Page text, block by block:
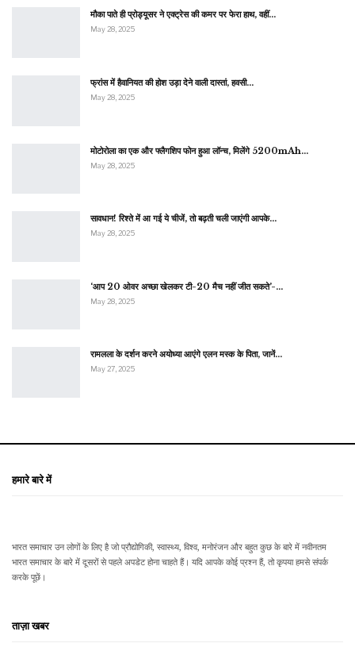
मौका पाते ही प्रोड्यूसर ने एक्ट्रेस की कमर पर फेरा हाथ, वहीं…
May 28, 2025
फ्रांस में हैवानियत की होश उड़ा देने वाली दास्तां, हवसी…
May 28, 2025
मोटोरोला का एक और फ्लैगशिप फोन हुआ लॉन्च, मिलेंगे 5200mAh…
May 28, 2025
सावधान! रिश्ते में आ गई ये चीजें, तो बढ़ती चली जाएंगी आपके…
May 28, 2025
‘आप 20 ओवर अच्छा खेलकर टी-20 मैच नहीं जीत सकते’-…
May 28, 2025
रामलला के दर्शन करने अयोध्या आएंगे एलन मस्क के पिता, जानें…
May 27, 2025
हमारे बारे में
भारत समाचार उन लोगों के लिए है जो प्रौद्योगिकी, स्वास्थ्य, विश्व, मनोरंजन और बहुत कुछ के बारे में नवीनतम
भारत समाचार के बारे में दूसरों से पहले अपडेट होना चाहते हैं। यदि आपके कोई प्रश्न हैं, तो कृपया हमसे संपर्क
करके पूछें।
ताज़ा खबर